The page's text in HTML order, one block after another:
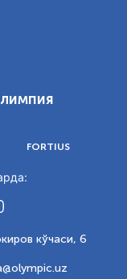
FORTIUS
кўчаси, 6